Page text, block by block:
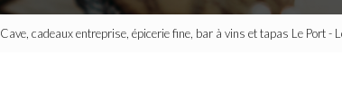
Cave, cadeaux entreprise, épicerie fine, bar à vins et tapas Le Port -